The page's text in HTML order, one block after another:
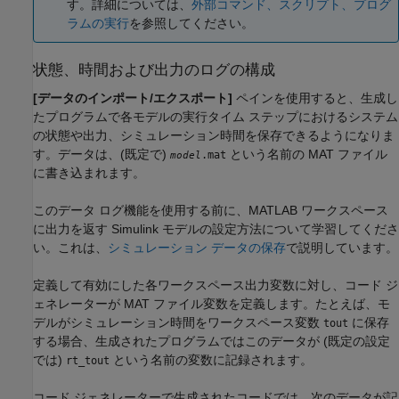
す。詳細については、 外部コマンド、スクリプト、プログ
ラムの実行を参照してください。
状態、時間および出力のログの構成
[データのインポート/エクスポート] ペインを使用すると、生成し
たプログラムで各モデルの実行タイム ステップにおけるシステム
の状態や出力、シミュレーション時間を保存できるようになりま
す。データは、(既定で) model .mat という名前の MAT ファイル
に書き込まれます。
このデータ ログ機能を使用する前に、MATLAB ワークスペース
に出力を返す Simulink モデルの設定方法について学習してくださ
い。これは、
シミュレーション データの保存で説明しています。
定義して有効にした各ワークスペース出力変数に対し、コード ジ
ェネレーターが MAT ファイル変数を定義します。たとえば、モ
デルがシミュレーション時間をワークスペース変数 tout に保存
する場合、生成されたプログラムではこのデータが (既定の設定
では) rt_tout という名前の変数に記録されます。